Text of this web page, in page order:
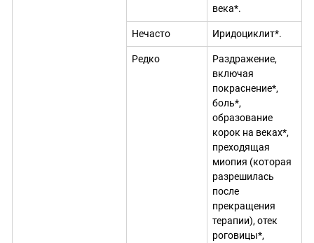
века*.
Нечасто Иридоциклит*.
Редко
Раздражение,
включая
покраснение*,
боль*,
образование
корок на веках*,
преходящая
миопия (которая
разрешилась
после
прекращения
терапии), отек
роговицы*,